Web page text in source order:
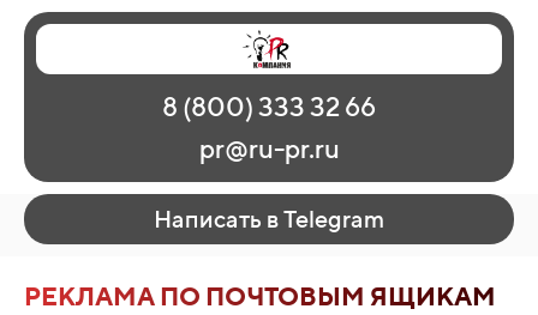
Главная
Наши работы
О рекламе
Регионы
Контакты
8 (800) 333 32 66
pr@ru-pr.ru
Написать в Telegram
РЕКЛАМА ПО ПОЧТОВЫМ ЯЩИКАМ